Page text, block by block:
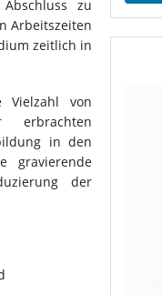
zu
Arbeitszeiten
zeitlich in
Vielzahl von
erbrachten
in den
gravierende
der